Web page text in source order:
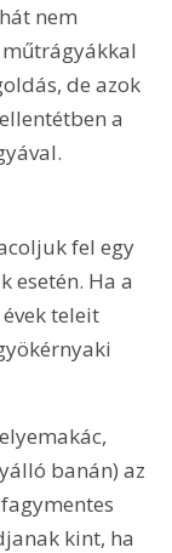
nem
de azok
a
fel egy
esetén. Ha a
teleit
banán) az
kint, ha